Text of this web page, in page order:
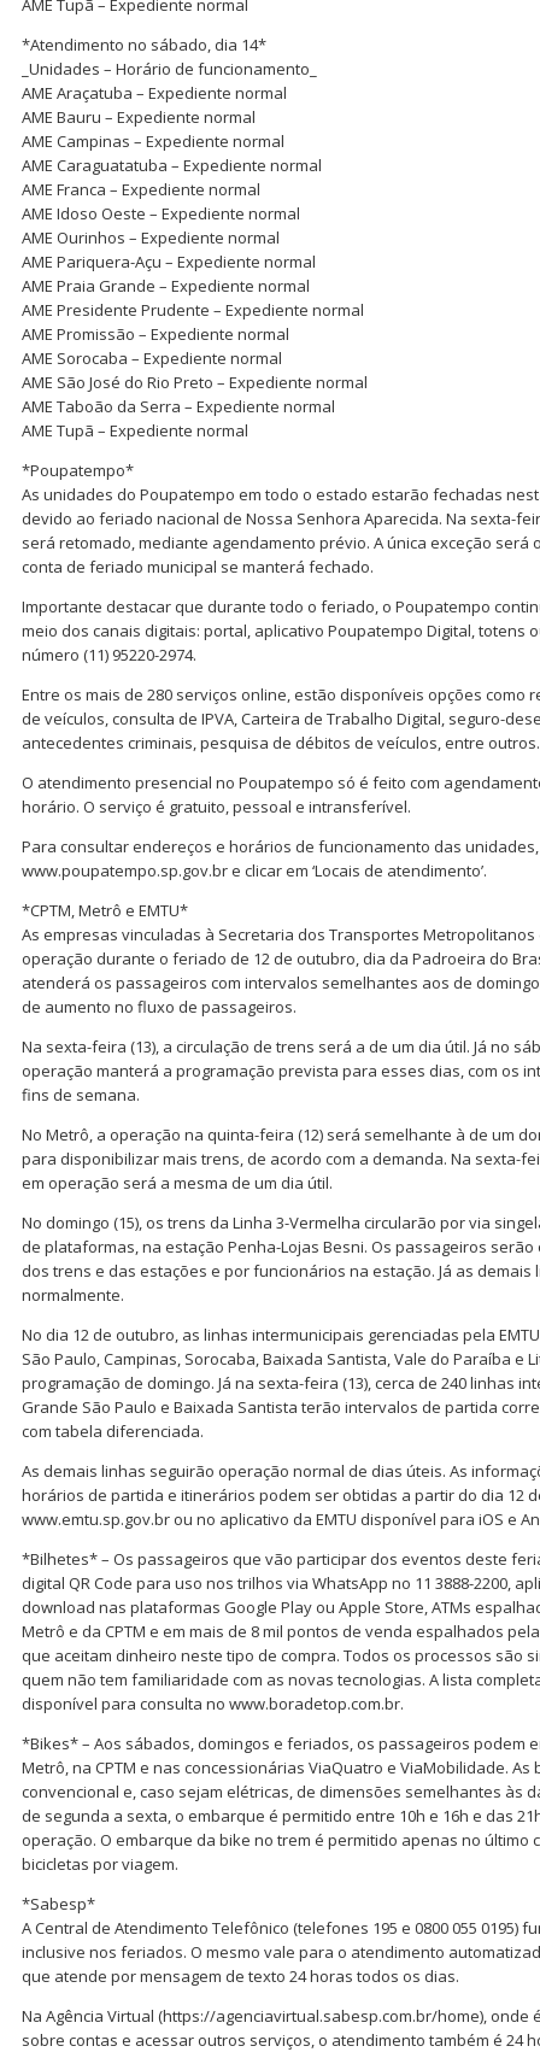
AME Tupã – Expediente normal
*Atendimento no sábado, dia 14*
_Unidades – Horário de funcionamento_
AME Araçatuba – Expediente normal
AME Bauru – Expediente normal
AME Campinas – Expediente normal
AME Caraguatatuba – Expediente normal
AME Franca – Expediente normal
AME Idoso Oeste – Expediente normal
AME Ourinhos – Expediente normal
AME Pariquera-Açu – Expediente normal
AME Praia Grande – Expediente normal
AME Presidente Prudente – Expediente normal
AME Promissão – Expediente normal
AME Sorocaba – Expediente normal
AME São José do Rio Preto – Expediente normal
AME Taboão da Serra – Expediente normal
AME Tupã – Expediente normal
*Poupatempo*
As unidades do Poupatempo em todo o estado estarão fechadas
devido ao feriado nacional de Nossa Senhora Aparecida. Na sexta-
será retomado, mediante agendamento prévio. A única exceção será
conta de feriado municipal se manterá fechado.
Importante destacar que durante todo o feriado, o Poupatempo
meio dos canais digitais: portal, aplicativo Poupatempo Digital, totens
número (11) 95220-2974.
Entre os mais de 280 serviços online, estão disponíveis opções como
de veículos, consulta de IPVA, Carteira de Trabalho Digital, seguro-
antecedentes criminais, pesquisa de débitos de veículos, entre outros.
O atendimento presencial no Poupatempo só é feito com
horário. O serviço é gratuito, pessoal e intransferível.
Para consultar endereços e horários de funcionamento das
www.poupatempo.sp.gov.br e clicar em ‘Locais de atendimento’.
*CPTM, Metrô e EMTU*
As empresas vinculadas à Secretaria dos Transportes Metropolitanos
operação durante o feriado de 12 de outubro, dia da Padroeira do
atenderá os passageiros com intervalos semelhantes aos de
de aumento no fluxo de passageiros.
Na sexta-feira (13), a circulação de trens será a de um dia útil. Já no
operação manterá a programação prevista para esses dias, com os
fins de semana.
No Metrô, a operação na quinta-feira (12) será semelhante à de um
para disponibilizar mais trens, de acordo com a demanda. Na sexta-
em operação será a mesma de um dia útil.
No domingo (15), os trens da Linha 3-Vermelha circularão por via
de plataformas, na estação Penha-Lojas Besni. Os passageiros
dos trens e das estações e por funcionários na estação. Já as
normalmente.
No dia 12 de outubro, as linhas intermunicipais gerenciadas pela
São Paulo, Campinas, Sorocaba, Baixada Santista, Vale do Paraíba e
programação de domingo. Já na sexta-feira (13), cerca de 240 linhas
Grande São Paulo e Baixada Santista terão intervalos de partida
com tabela diferenciada.
As demais linhas seguirão operação normal de dias úteis. As
horários de partida e itinerários podem ser obtidas a partir do dia 12
www.emtu.sp.gov.br ou no aplicativo da EMTU disponível para iOS e
*Bilhetes* – Os passageiros que vão participar dos eventos deste
digital QR Code para uso nos trilhos via WhatsApp no 11 3888-2200,
download nas plataformas Google Play ou Apple Store, ATMs
Metrô e da CPTM e em mais de 8 mil pontos de venda espalhados
que aceitam dinheiro neste tipo de compra. Todos os processos são
quem não tem familiaridade com as novas tecnologias. A lista
disponível para consulta no www.boradetop.com.br.
*Bikes* – Aos sábados, domingos e feriados, os passageiros podem
Metrô, na CPTM e nas concessionárias ViaQuatro e ViaMobilidade.
convencional e, caso sejam elétricas, de dimensões semelhantes às
de segunda a sexta, o embarque é permitido entre 10h e 16h e das
operação. O embarque da bike no trem é permitido apenas no último
bicicletas por viagem.
*Sabesp*
A Central de Atendimento Telefônico (telefones 195 e 0800 055 0195)
inclusive nos feriados. O mesmo vale para o atendimento
que atende por mensagem de texto 24 horas todos os dias.
Na Agência Virtual (https://agenciavirtual.sabesp.com.br/home),
sobre contas e acessar outros serviços, o atendimento também é 24